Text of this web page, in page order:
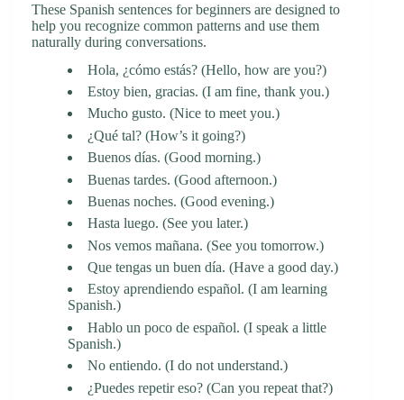
These Spanish sentences for beginners are designed to
help you recognize common patterns and use them
naturally during conversations.
Hola, ¿cómo estás? (Hello, how are you?)
Estoy bien, gracias. (I am fine, thank you.)
Mucho gusto. (Nice to meet you.)
¿Qué tal? (How’s it going?)
Buenos días. (Good morning.)
Buenas tardes. (Good afternoon.)
Buenas noches. (Good evening.)
Hasta luego. (See you later.)
Nos vemos mañana. (See you tomorrow.)
Que tengas un buen día. (Have a good day.)
Estoy aprendiendo español. (I am learning
Spanish.)
Hablo un poco de español. (I speak a little
Spanish.)
No entiendo. (I do not understand.)
¿Puedes repetir eso? (Can you repeat that?)